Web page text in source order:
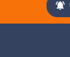
notifications_active